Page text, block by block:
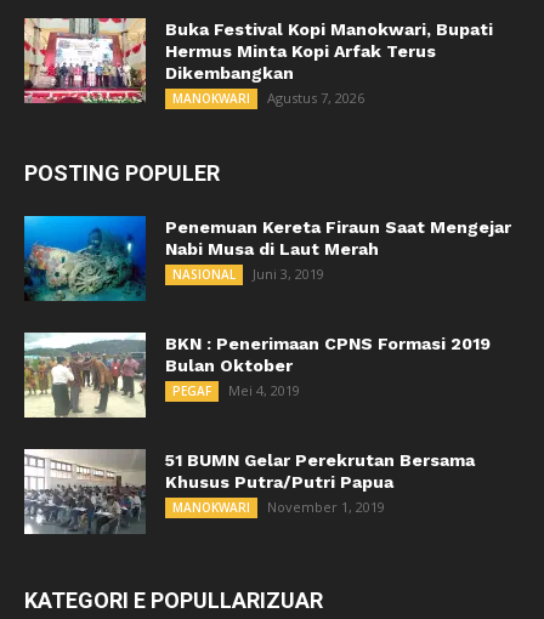
Buka Festival Kopi Manokwari, Bupati
Hermus Minta Kopi Arfak Terus
Dikembangkan
MANOKWARI Agustus 7, 2026
POSTING POPULER
Penemuan Kereta Firaun Saat Mengejar
Nabi Musa di Laut Merah
NASIONAL Juni 3, 2019
BKN : Penerimaan CPNS Formasi 2019
Bulan Oktober
PEGAF Mei 4, 2019
51 BUMN Gelar Perekrutan Bersama
Khusus Putra/Putri Papua
MANOKWARI November 1, 2019
KATEGORI E POPULLARIZUAR